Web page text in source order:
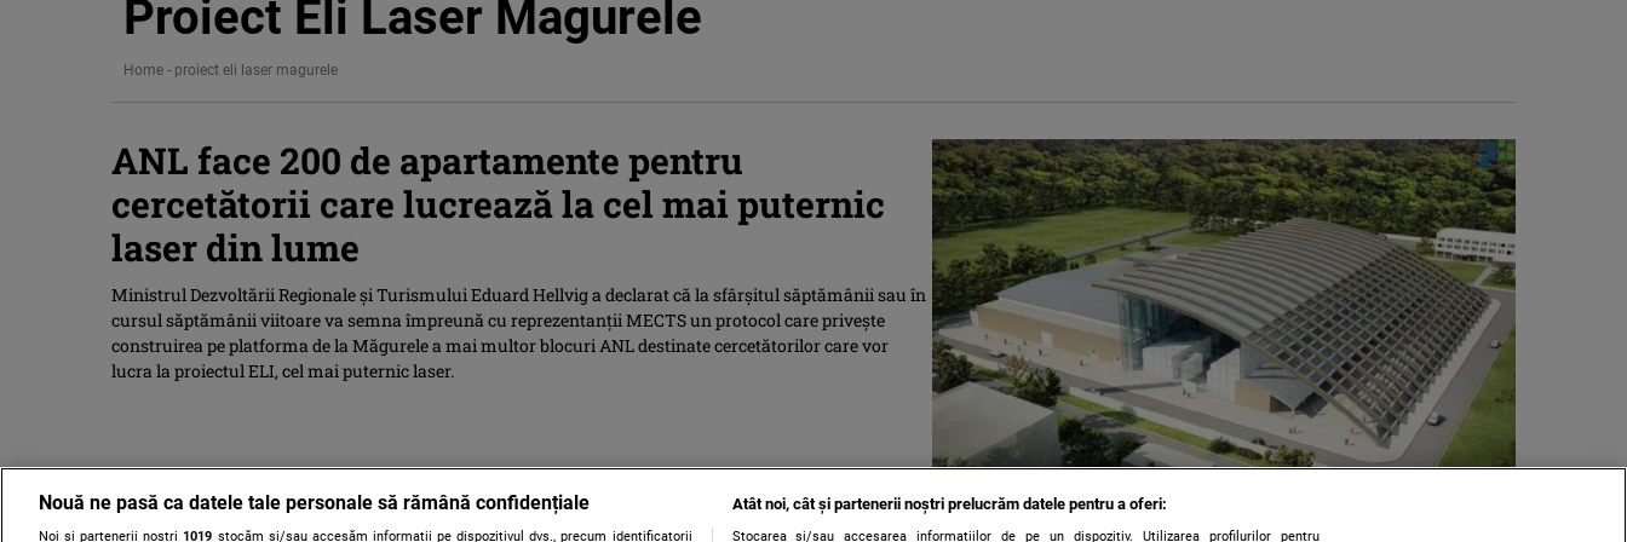
Proiect Eli Laser Magurele
Home - proiect eli laser magurele
ANL face 200 de apartamente pentru
cercetătorii care lucrează la cel mai puternic
laser din lume
Ministrul Dezvoltării Regionale şi Turismului Eduard Hellvig a declarat că la sfârşitul săptămânii sau în
cursul săptămânii viitoare va semna împreună cu reprezentanţii MECTS un protocol care priveşte
construirea pe platforma de la Măgurele a mai multor blocuri ANL destinate cercetătorilor care vor
lucra la proiectul ELI, cel mai puternic laser.
Nouă ne pasă ca datele tale personale să rămână confidențiale
Noi și partenerii noștri1019 stocăm și/sau accesăm informații pe dispozitivul dvs., precum identificatorii
Atât noi, cât și partenerii noștri prelucrăm datele pentru a oferi:
Stocarea și/sau accesarea informațiilor de pe un dispozitiv. Utilizarea profilurilor pentru